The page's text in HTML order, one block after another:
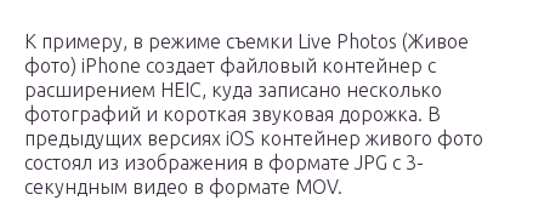
К примеру, в режиме съемки Live Photos (Живое
фото) iPhone создает файловый контейнер с
расширением HEIC, куда записано несколько
фотографий и короткая звуковая дорожка. В
предыдущих версиях iOS контейнер живого фото
состоял из изображения в формате JPG с 3-
секундным видео в формате MOV.